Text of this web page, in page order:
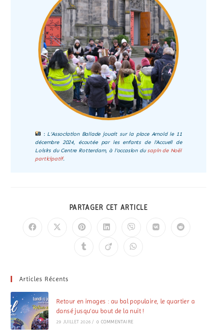
: L’Association Ballade jouait sur la place Arnold le 11
décembre 2024, écoutée par les enfants de l’Accueil de
Loisirs du Centre Rotterdam, à l’occasion dusapin de Noël
participatif.
PARTAGER CET ARTICLE
Articles Récents
Retour en images : au bal populaire, le quartier a
dansé jusqu’au bout de la nuit !
29 JUILLET 2026 / 0 COMMENTAIRE